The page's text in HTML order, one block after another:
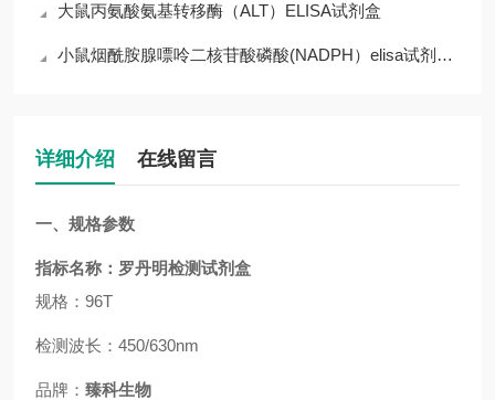
大鼠丙氨酸氨基转移酶（ALT）ELISA试剂盒
小鼠烟酰胺腺嘌呤二核苷酸磷酸(NADPH）elisa试剂盒科研专用
详细介绍 在线留言
一、规格参数
指标名称： 罗丹明检测试剂盒
规格：96T
检测波长：450/630nm
品牌： 臻科生物